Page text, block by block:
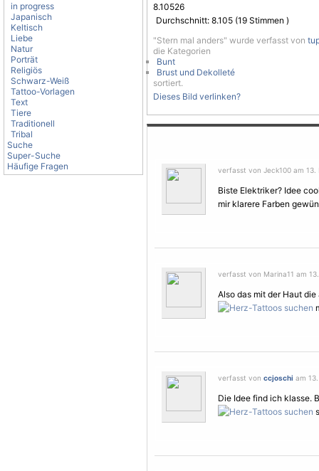
in progress
Japanisch
Keltisch
Liebe
Natur
Porträt
Religiös
Schwarz-Weiß
Tattoo-Vorlagen
Text
Tiere
Traditionell
Tribal
Suche
Super-Suche
Häufige Fragen
8.10526
Durchschnitt: 8.105 (19 Stimmen )
"Stern mal anders" wurde verfasst von
die Kategorien
Bunt
Brust und Dekolleté
sortiert.
Dieses Bild verlinken?
verfasst von Jeck100 am 13.
Biste Elektriker? Idee
mir klarere Farben
verfasst von Marina11 am
Also das mit der Haut
verfasst von ccjoschi am
Die Idee find ich klasse.